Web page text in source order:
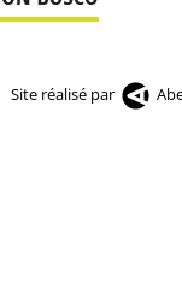
Site réalisé par